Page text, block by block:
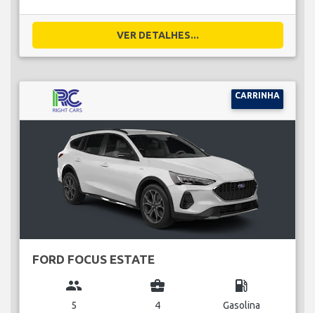
VER DETALHES...
CARRINHA
FORD FOCUS ESTATE
group
5
business_center
4
local_gas_station
Gasolina